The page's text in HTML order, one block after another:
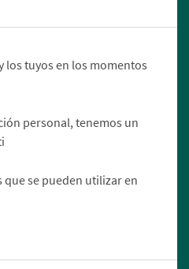
los tuyos en los momentos
personal, tenemos un
que se pueden utilizar en